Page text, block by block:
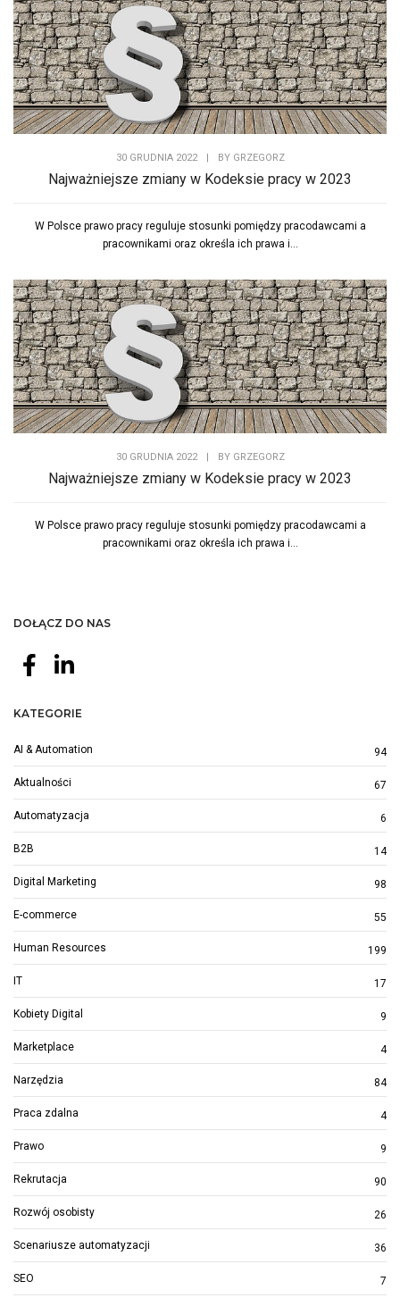
30 GRUDNIA 2022 BY GRZEGORZ
Najważniejsze zmiany w Kodeksie pracy w 2023
W Polsce prawo pracy reguluje stosunki pomiędzy pracodawcami a
pracownikami oraz określa ich prawa i...
30 GRUDNIA 2022 | BY GRZEGORZ
Najważniejsze zmiany w Kodeksie pracy w 2023
W Polsce prawo pracy reguluje stosunki pomiędzy pracodawcami a
pracownikami oraz określa ich prawa i...
DOŁĄCZ DO NAS
KATEGORIE
AI & Automation 94
Aktualności 67
Automatyzacja 6
B2B 14
Digital Marketing 98
E-commerce 55
Human Resources 199
IT 17
Kobiety Digital 9
Marketplace 4
Narzędzia 84
Praca zdalna 4
Prawo 9
Rekrutacja 90
Rozwój osobisty 26
Scenariusze automatyzacji 36
SEO 7